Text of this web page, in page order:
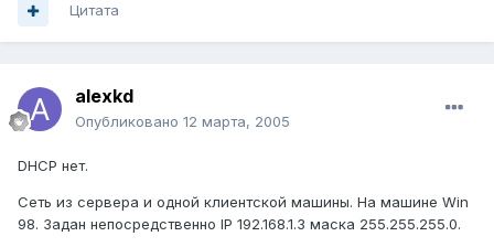
Цитата
alexkd
Опубликовано 12 марта, 2005
DHCP нет.
Сеть из сервера и одной клиентской машины. На машине Win
98. Задан непосредственно IP 192.168.1.3 маска 255.255.255.0.